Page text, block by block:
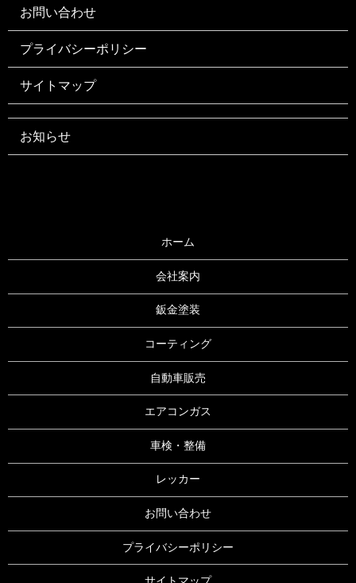
お問い合わせ
プライバシーポリシー
サイトマップ
お知らせ
ホーム
会社案内
鈑金塗装
コーティング
自動車販売
エアコンガス
車検・整備
レッカー
お問い合わせ
プライバシーポリシー